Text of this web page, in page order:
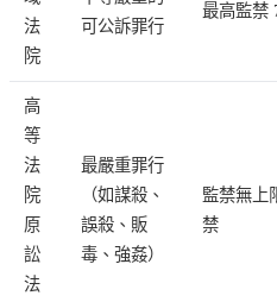
法
院
可公訴罪行
最高監禁
高
等
法
院
原
訟
法
最嚴重罪行
（如謀殺、
誤殺、販
毒、強姦）
監禁無上
禁